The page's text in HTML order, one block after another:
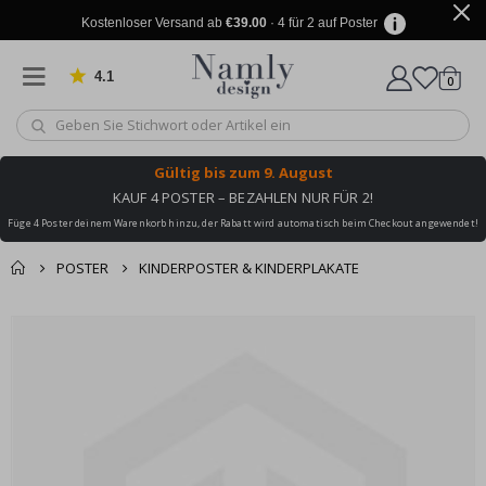
Kostenloser Versand ab €39.00· 4 für 2 auf Poster
4.1 von 1025 Bewertungen
Wagen
0
Gültig bis zum 9. August
KAUF 4 POSTER – BEZAHLEN NUR FÜR 2!
Füge 4 Poster deinem Warenkorb hinzu, der Rabatt wird automatisch beim Checkout angewendet!
POSTER KINDERPOSTER & KINDERPLAKATE